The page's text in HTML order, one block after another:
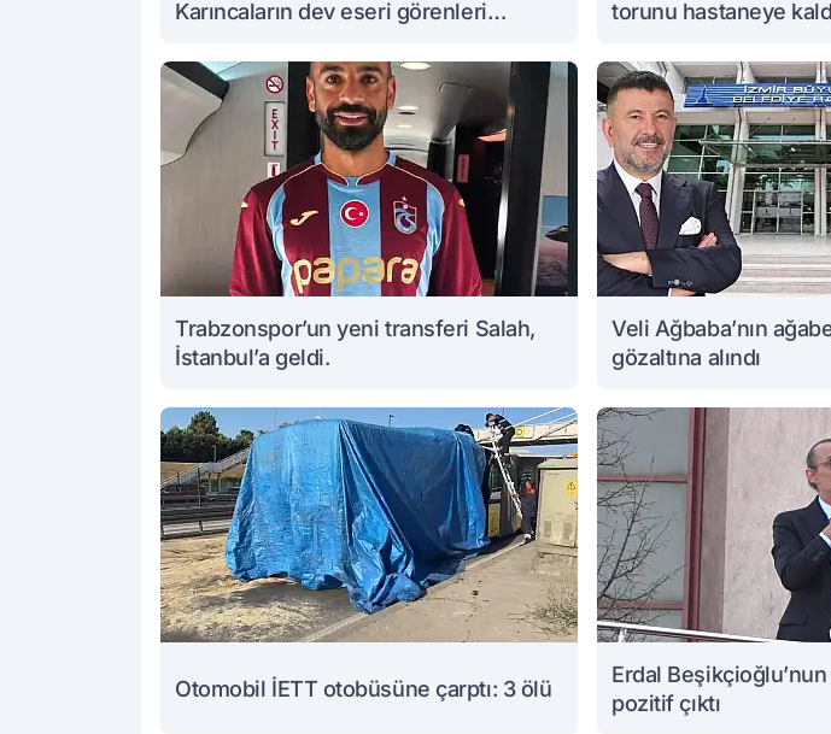
Karıncaların dev eseri görenleri
torunu hastaneye
Trabzonspor’un yeni transferi Salah,
İstanbul’a geldi.
Veli Ağbaba’nın
gözaltına alındı
Otomobil İETT otobüsüne çarptı: 3 ölü
Erdal
pozitif çıktı